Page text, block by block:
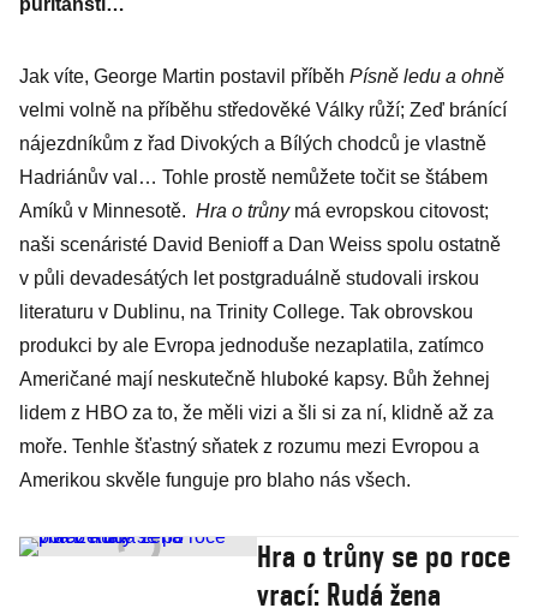
puritánští…
Jak víte, George Martin postavil příběh Písně ledu a ohně
velmi volně na příběhu středověké Války růží; Zeď bránící
nájezdníkům z řad Divokých a Bílých chodců je vlastně
Hadriánův val… Tohle prostě nemůžete točit se štábem
Amíků v Minnesotě. Hra o trůny má evropskou citovost;
naši scenáristé David Benioff a Dan Weiss spolu ostatně
v půli devadesátých let postgraduálně studovali irskou
literaturu v Dublinu, na Trinity College. Tak obrovskou
produkci by ale Evropa jednoduše nezaplatila, zatímco
Američané mají neskutečně hluboké kapsy. Bůh žehnej
lidem z HBO za to, že měli vizi a šli si za ní, klidně až za
moře. Tenhle šťastný sňatek z rozumu mezi Evropou a
Amerikou skvěle funguje pro blaho nás všech.
Hra o trůny se po roce
vrací: Rudá žena